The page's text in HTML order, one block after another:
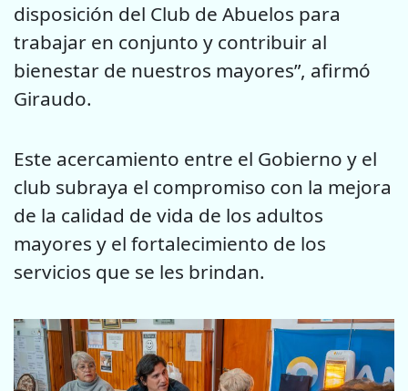
disposición del Club de Abuelos para
trabajar en conjunto y contribuir al
bienestar de nuestros mayores”, afirmó
Giraudo.
Este acercamiento entre el Gobierno y el
club subraya el compromiso con la mejora
de la calidad de vida de los adultos
mayores y el fortalecimiento de los
servicios que se les brindan.